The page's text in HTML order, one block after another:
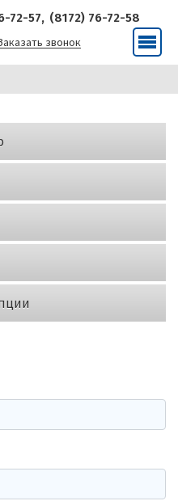
72-57, (8172) 76-72-58
звонок
Меню